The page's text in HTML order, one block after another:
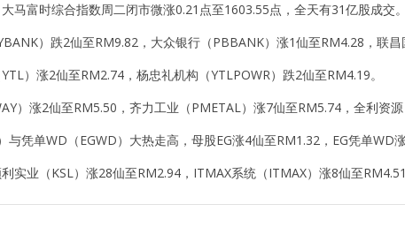
马富时综合指数周二闭市微涨0.21点至1603.55点，全天有31亿股成交。
）跌2仙至RM9.82，大众银行（PBBANK）涨1仙至RM4.28，联昌
）涨2仙至RM2.74，杨忠礼机构（YTLPOWR）跌2仙至RM4.19。
）涨2仙至RM5.50，齐力工业（PMETAL）涨7仙至RM5.74，全利资源
与凭单WD（EGWD）大热走高，母股EG涨4仙至RM1.32，EG凭单WD
实业（KSL）涨28仙至RM2.94，ITMAX系统（ITMAX）涨8仙至RM4.51